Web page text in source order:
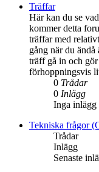
Träffar
Här kan du se
kommer detta
träffar med
gång när du
träff gå in och
förhoppningsvis
0 Trådar
0 Inlägg
Inga inlägg
Tekniska frågor
Trådar
Inlägg
Senaste